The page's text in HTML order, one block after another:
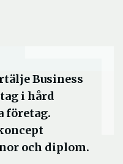
Business
i hård
företag.
och diplom.